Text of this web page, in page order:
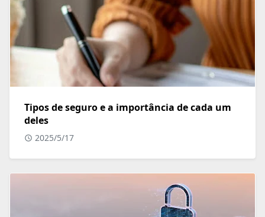
Tipos de seguro e a importância de cada um
deles
2025/5/17